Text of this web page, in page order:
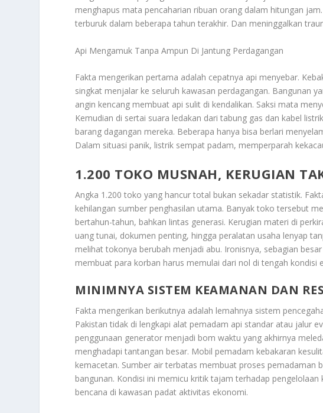
menghapus mata pencaharian ribuan orang dalam hitungan
terburuk dalam beberapa tahun terakhir. Dan meninggalkan
Api Mengamuk Tanpa Ampun Di Jantung Perdagangan
Fakta mengerikan pertama adalah cepatnya api menyebar.
singkat menjalar ke seluruh kawasan perdagangan. Bangunan
angin kencang membuat api sulit di kendalikan. Saksi mata
Kemudian di sertai suara ledakan dari tabung gas dan kabel
barang dagangan mereka. Beberapa hanya bisa berlari
Dalam situasi panik, listrik sempat padam, memperparah
1.200 TOKO MUSNAH, KERUGIAN
Angka 1.200 toko yang hancur total bukan sekadar statistik.
kehilangan sumber penghasilan utama. Banyak toko tersebut
bertahun-tahun, bahkan lintas generasi. Kerugian materi di
uang tunai, dokumen penting, hingga peralatan usaha lenyap
melihat tokonya berubah menjadi abu. Ironisnya, sebagian
membuat para korban harus memulai dari nol di tengah kondisi
MINIMNYA SISTEM KEAMANAN DAN
Fakta mengerikan berikutnya adalah lemahnya sistem
Pakistan tidak di lengkapi alat pemadam api standar atau jalur
penggunaan generator menjadi bom waktu yang akhirnya
menghadapi tantangan besar. Mobil pemadam kebakaran
kemacetan. Sumber air terbatas membuat proses pemadaman
bangunan. Kondisi ini memicu kritik tajam terhadap
bencana di kawasan padat aktivitas ekonomi.